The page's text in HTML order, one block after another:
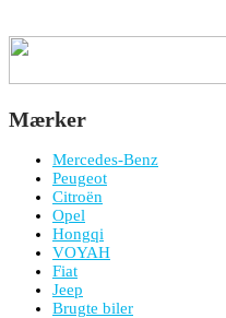
Mærker
Mercedes-Benz
Peugeot
Citroën
Opel
Hongqi
VOYAH
Fiat
Jeep
Brugte biler